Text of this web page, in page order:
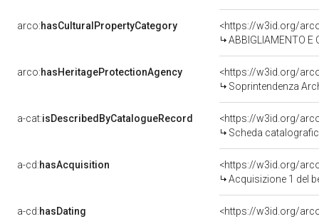
arco:hasCulturalPropertyCategory
ABBIGLIAMENTO E
arco:hasHeritageProtectionAgency
<https://w3id.org/
Soprintendenza
a-cat:isDescribedByCatalogueRecord
<https://w3id.org/
Scheda
a-cd:hasAcquisition
<https://w3id.org/
Acquisizione 1 del
a-cd:hasDating
<https://w3id.org/